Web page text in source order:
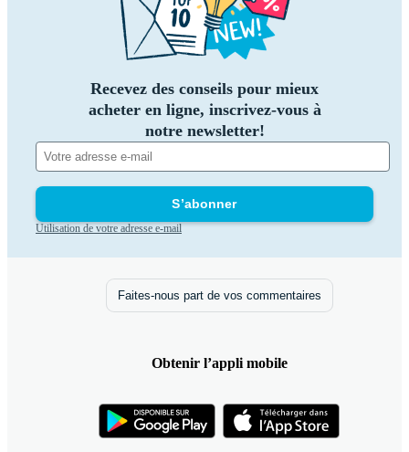
Recevez des conseils pour mieux
acheter en ligne, inscrivez-vous à
notre newsletter!
S’abonner
Utilisation de votre adresse e-mail
Faites-nous part de vos commentaires
Obtenir l’appli mobile